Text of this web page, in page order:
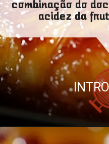
combinação do
acidez da